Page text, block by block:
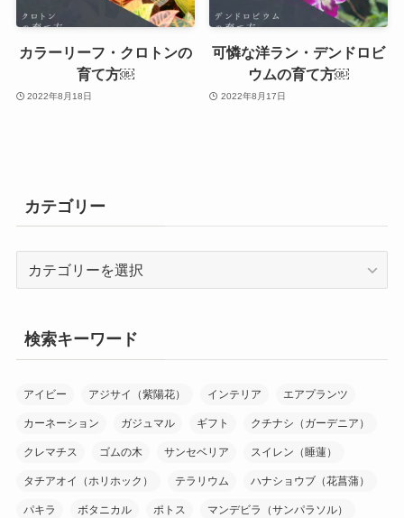
カラーリーフ・クロトンの
育て方￼
2022年8月18日
可憐な洋ラン・デンドロビ
ウムの育て方￼
2022年8月17日
カテゴリー
リ
ー
検索キーワード
アイビー アジサイ（紫陽花） インテリア エアプランツ
カーネーション ガジュマル ギフト クチナシ（ガーデニア）
クレマチス ゴムの木 サンセベリア スイレン（睡蓮）
タチアオイ（ホリホック） テラリウム ハナショウブ（花菖蒲）
パキラ ボタニカル ポトス マンデビラ（サンパラソル）